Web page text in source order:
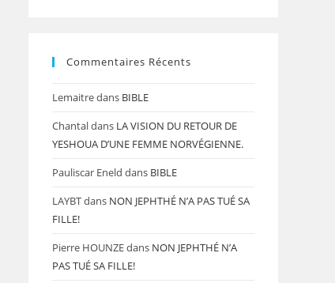
Commentaires Récents
Lemaitredans BIBLE
Chantaldans LA VISION DU RETOUR DE
YESHOUA D’UNE FEMME NORVÉGIENNE.
Pauliscar Eneld dans BIBLE
LAYBTdans NON JEPHTHÉ N’A PAS TUÉ SA
FILLE!
Pierre HOUNZEdans NON JEPHTHÉ N’A
PAS TUÉ SA FILLE!